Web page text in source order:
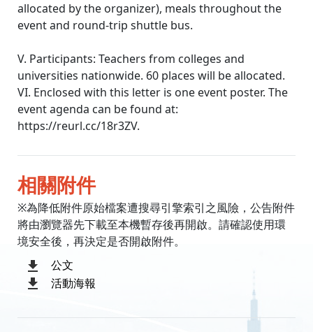
allocated by the organizer), meals throughout the
event and round-trip shuttle bus.
V. Participants: Teachers from colleges and
universities nationwide. 60 places will be allocated.
VI. Enclosed with this letter is one event poster. The
event agenda can be found at:
https://reurl.cc/18r3ZV.
相關附件
※為降低附件原始檔案遭搜尋引擎索引之風險，公告附件
將由瀏覽器先下載至本機暫存後再開啟。請確認使用環
境安全後，再決定是否開啟附件。
公文
活動海報